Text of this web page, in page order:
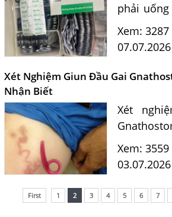
phải
mà không
duy
đồ điều trị
Xem: 3287
07.07.2026
Xét Nghiệm Giun Đầu Gai
Nhận Biết
Xét
sớm
nguy
nhiễm,
quy trình
Xem: 3559
03.07.2026
First 1 2 3 4 5 6 7
Nguyên Nhân Và Tác Hại Của Bệnh
Chẩn Đoán Và Điều Trị Bệnh
Những Điều Cần Biết Về Giun Hình
Chẩn Đoán Và Điều Trị Bệnh Amip Ở
Bệnh Sán Chó Dấu Hiệu Nhận Biết
Sán Chó
Trị Bệnh Sán Chó Có Khỏi Bệnh
TRIỆU CHỨNG GIUN SÁN CHÓ MÈO
Khi Trẻ Bị Dị Ứng Da Cần Làm Xét
Nhân Dị Ứng Da